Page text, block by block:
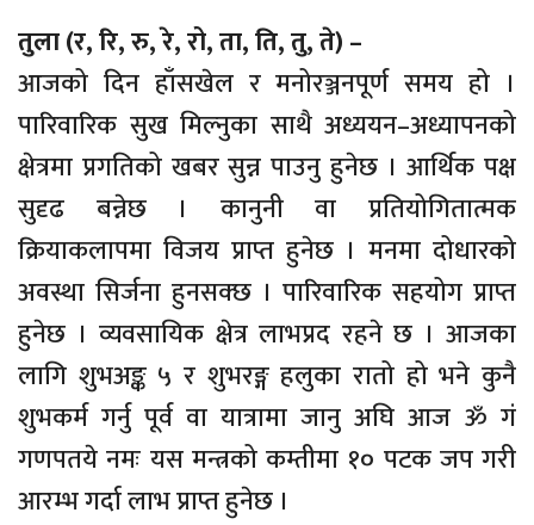
तुला (र, रि, रु, रे, रो, ता, ति, तु, ते) –
आजको दिन हाँसखेल र मनोरञ्जनपूर्ण समय हो ।
पारिवारिक सुख मिल्नुका साथै अध्ययन–अध्यापनको
क्षेत्रमा प्रगतिको खबर सुन्न पाउनु हुनेछ । आर्थिक पक्ष
सुदृढ बन्नेछ । कानुनी वा प्रतियोगितात्मक
क्रियाकलापमा विजय प्राप्त हुनेछ । मनमा दोधारको
अवस्था सिर्जना हुनसक्छ । पारिवारिक सहयोग प्राप्त
हुनेछ । व्यवसायिक क्षेत्र लाभप्रद रहने छ । आजका
लागि शुभअङ्क ५ र शुभरङ्ग हलुका रातो हो भने कुनै
शुभकर्म गर्नु पूर्व वा यात्रामा जानु अघि आज ॐ गं
गणपतये नमः यस मन्त्रको कम्तीमा १० पटक जप गरी
आरम्भ गर्दा लाभ प्राप्त हुनेछ ।